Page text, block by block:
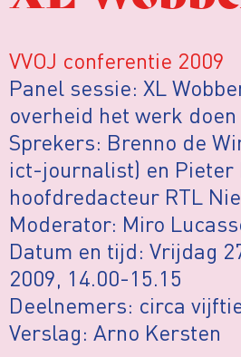
VVOJ conferentie 2009
Panel sessie: XL
overheid het werk doen
Sprekers: Brenno de
ict-journalist) en Pieter
hoofdredacteur RTL
Moderator: Miro
Datum en tijd: Vrijdag
2009, 14.00-15.15
Deelnemers: circa
Verslag: Arno Kersten